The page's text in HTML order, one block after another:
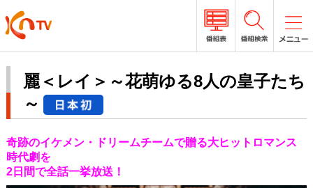
麗＜レイ＞～花萌ゆる8人の皇子たち
～
奇跡のイケメン・ドリームチームで贈る大ヒットロマンス
時代劇を
2日間で全話一挙放送！